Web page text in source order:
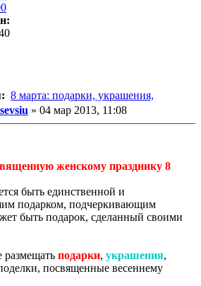
8 марта: подарки, украшения,
Сообщение
sevsiu » 04 мар 2013, 11:08
женскому празднику 8
быть единственной и
подарком, подчеркивающим
быть подарок, сделанный своими
размещать подарки, украшения,
посвященные весеннему